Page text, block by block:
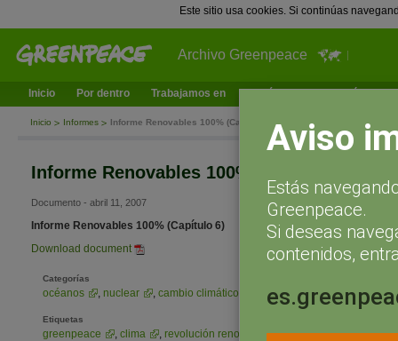
Este sitio usa cookies. Si continúas
Archivo Greenpeace
Inicio Por dentro Trabajamos en ¿Qué puedes hacer tú?
Inicio Informes Informe Renovables 100% (Capítulo 6)
Informe Renovables 100% (Capítulo 6)
Documento - abril 11, 2007
Informe Renovables 100% (Capítulo 6)
Download document
Categorías
océanos , nuclear , cambio climático bosques , contaminación
Etiquetas
greenpeace , clima , revolución renovable , calentamiento global
Aviso
Estás
Greenpeace.
Si deseas
contenidos,